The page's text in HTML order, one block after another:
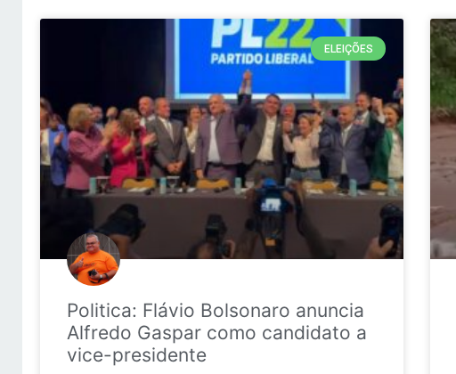
ELEIÇÕES
Politica: Flávio Bolsonaro anuncia
Alfredo Gaspar como candidato a
vice-presidente